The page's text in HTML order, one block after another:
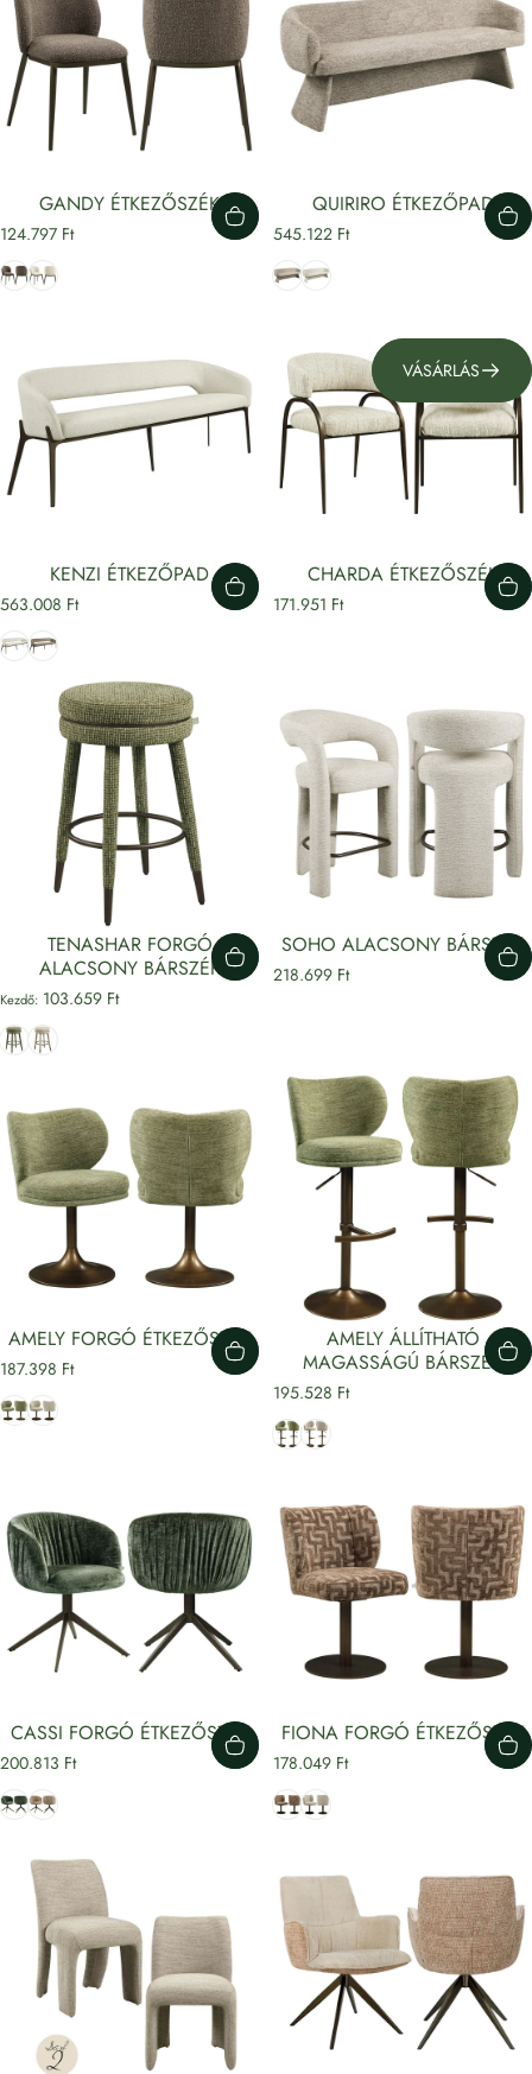
VÁSÁRLÁS
GANDY ÉTKEZŐSZÉK
124.797 Ft
Barna
Bézs
QUIRIRO ÉTKEZŐPAD
545.122 Ft
világosbarna
Krém
KENZI ÉTKEZŐPAD
563.008 Ft
Bézsvilágosbarna
CHARDA ÉTKEZŐSZÉK
171.951 Ft
TENASHAR FORGÓ
ALACSONY BÁRSZÉK
Kezdő: 103.659 Ft
ZöldBézs
SOHO ALACSONY BÁRSZÉK
218.699 Ft
AMELY FORGÓ ÉTKEZŐSZÉK
187.398 Ft
ZöldBézs
AMELY ÁLLÍTHATÓ
MAGASSÁGÚ BÁRSZÉK
195.528 Ft
ZöldBézs
CASSI FORGÓ ÉTKEZŐSZÉK
200.813 Ft
ZöldHomok
FIONA FORGÓ ÉTKEZŐSZÉK
178.049 Ft
Barna Labirintus
Bézs